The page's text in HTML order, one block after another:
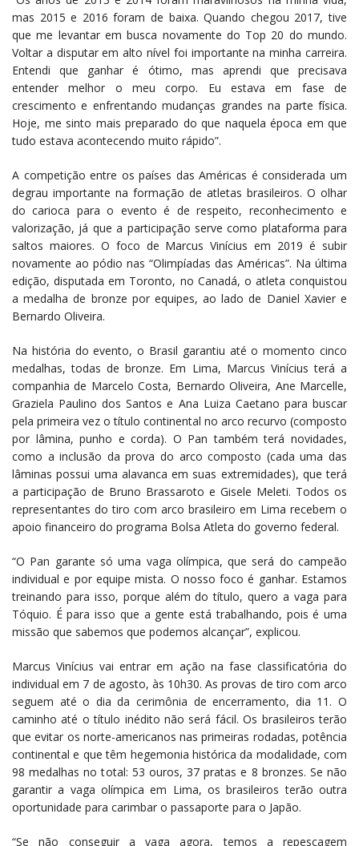
mas 2015 e 2016 foram de baixa. Quando chegou 2017, tive
que me levantar em busca novamente do Top 20 do mundo.
Voltar a disputar em alto nível foi importante na minha carreira.
Entendi que ganhar é ótimo, mas aprendi que precisava
entender melhor o meu corpo. Eu estava em fase de
crescimento e enfrentando mudanças grandes na parte física.
Hoje, me sinto mais preparado do que naquela época em que
tudo estava acontecendo muito rápido”.
A competição entre os países das Américas é considerada um
degrau importante na formação de atletas brasileiros. O olhar
do carioca para o evento é de respeito, reconhecimento e
valorização, já que a participação serve como plataforma para
saltos maiores. O foco de Marcus Vinícius em 2019 é subir
novamente ao pódio nas “Olimpíadas das Américas”. Na última
edição, disputada em Toronto, no Canadá, o atleta conquistou
a medalha de bronze por equipes, ao lado de Daniel Xavier e
Bernardo Oliveira.
Na história do evento, o Brasil garantiu até o momento cinco
medalhas, todas de bronze. Em Lima, Marcus Vinícius terá a
companhia de Marcelo Costa, Bernardo Oliveira, Ane Marcelle,
Graziela Paulino dos Santos e Ana Luiza Caetano para buscar
pela primeira vez o título continental no arco recurvo (composto
por lâmina, punho e corda). O Pan também terá novidades,
como a inclusão da prova do arco composto (cada uma das
lâminas possui uma alavanca em suas extremidades), que terá
a participação de Bruno Brassaroto e Gisele Meleti. Todos os
representantes do tiro com arco brasileiro em Lima recebem o
apoio financeiro do programa Bolsa Atleta do governo federal.
“O Pan garante só uma vaga olímpica, que será do campeão
individual e por equipe mista. O nosso foco é ganhar. Estamos
treinando para isso, porque além do título, quero a vaga para
Tóquio. É para isso que a gente está trabalhando, pois é uma
missão que sabemos que podemos alcançar”, explicou.
Marcus Vinícius vai entrar em ação na fase classificatória do
individual em 7 de agosto, às 10h30. As provas de tiro com arco
seguem até o dia da cerimônia de encerramento, dia 11. O
caminho até o título inédito não será fácil. Os brasileiros terão
que evitar os norte-americanos nas primeiras rodadas, potência
continental e que têm hegemonia histórica da modalidade, com
98 medalhas no total: 53 ouros, 37 pratas e 8 bronzes. Se não
garantir a vaga olímpica em Lima, os brasileiros terão outra
oportunidade para carimbar o passaporte para o Japão.
“Se não conseguir a vaga agora, temos a repescagem